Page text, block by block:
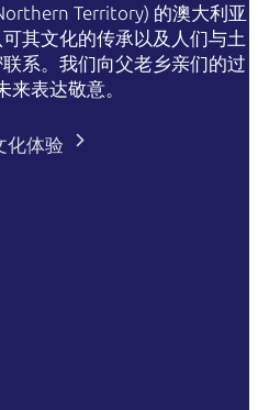
Territory) 的澳大利亚
其文化的传承以及人们与土
系。我们向父老乡亲们的过
来表达敬意。
化体验